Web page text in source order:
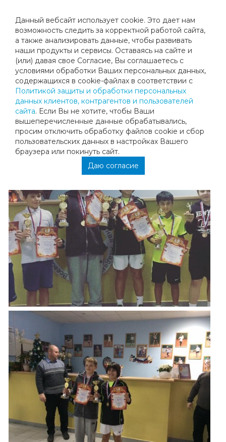
Данный вебсайт использует cookie. Это дает нам
возможность следить за корректной работой сайта,
а также анализировать данные, чтобы развивать
наши продукты и сервисы. Оставаясь на сайте и
(или) давая свое Согласие, Вы соглашаетесь с
условиями обработки Ваших персональных данных,
содержащихся в cookie-файлах в соответствии с
Политикой защиты и обработки персональных
данных клиентов, контрагентов и пользователей
сайта. Если Вы не хотите, чтобы Ваши
вышеперечисленные данные обрабатывались,
просим отключить обработку файлов cookie и сбор
пользовательских данных в настройках Вашего
браузера или покинуть сайт.
Даю согласие
ПОЗДРАВЛЯЕМ ДАНИЭЛЯ ХАЗИМЕ,
ЗАНЯВШЕГО 3 МЕСТО В ОДИНОЧНОМ
РАЗРЯДЕ
Поздравляем Даниэля Хазиме, занявшего 3 место в
одиночном разряде и 1 место в паре на Турнире памяти
Мошковской М.С., г. Всеволожск, 1А категория!